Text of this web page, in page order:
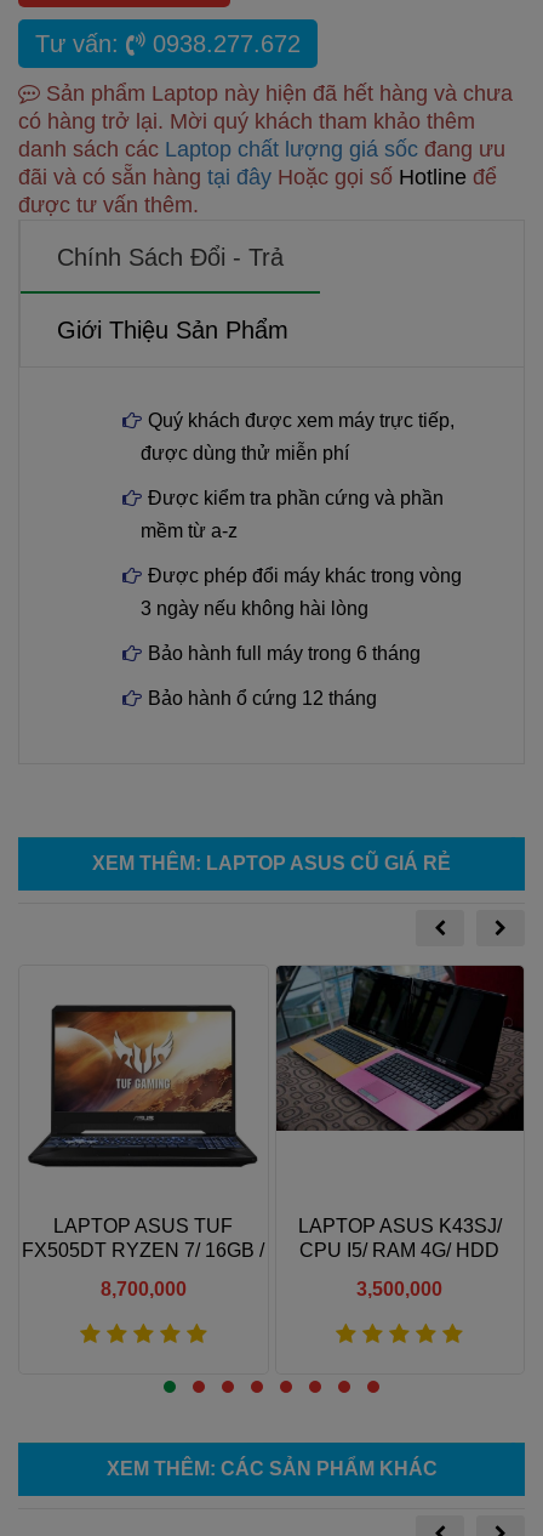
Tư vấn: 0938.277.672
Sản phẩm Laptop này hiện đã hết hàng và chưa
có hàng trở lại. Mời quý khách tham khảo thêm
danh sách các Laptop chất lượng giá sốc đang ưu
đãi và có sẵn hàng tại đây Hoặc gọi số Hotline để
được tư vấn thêm.
Chính Sách Đổi - Trả
Giới Thiệu Sản Phẩm
Quý khách được xem máy trực tiếp,
được dùng thử miễn phí
Được kiểm tra phần cứng và phần
mềm từ a-z
Được phép đổi máy khác trong vòng
3 ngày nếu không hài lòng
Bảo hành full máy trong 6 tháng
Bảo hành ổ cứng 12 tháng
XEM THÊM: LAPTOP ASUS CŨ GIÁ RẺ
LAPTOP ASUS TUF
FX505DT RYZEN 7/ 16GB /
15.6" FHD 144HZ
8,700,000
Xem thêm
LAPTOP ASUS K43SJ/
CPU I5/ RAM 4G/ HDD
3,500,000
Xem thêm
XEM THÊM: CÁC SẢN PHẨM KHÁC